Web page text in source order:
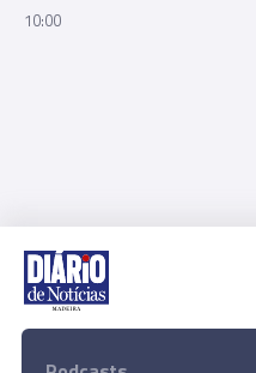
10:00
Rua Dr. Fernão de Ornelas, 56